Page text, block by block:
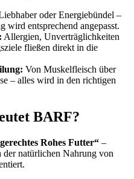
oder Energiebündel –
wird entsprechend angepasst.
Allergien, Unverträglichkeiten
fließen direkt in die
Von Muskelfleisch über
– alles wird in den richtigen
BARF?
Rohes Futter“ –
der natürlichen Nahrung von